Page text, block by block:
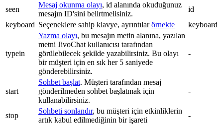
seen
Mesaj okunma olayı, id alanında okuduğunuz
mesajın ID'sini belirtmelisiniz.
id
keyboard Seçeneklere sahip klavye, ayrıntılarörnekte keyboard
typein
Yazma olayı, bu mesajın metin alanına, yazılan
metni JivoChat kullanıcısı tarafından
görülebilecek şekilde yazabilirsiniz. Bu olayı
bir müşteri için en sık her 5 saniyede
gönderebilirsiniz.
-
start
Sohbet başlat. Müşteri tarafından mesaj
gönderilmeden sohbet başlatmak için
kullanabilirsiniz.
-
stop
Sohbeti sonlandır, bu müşteri için etkinliklerin
artık kabul edilmediğinin bir işareti
-